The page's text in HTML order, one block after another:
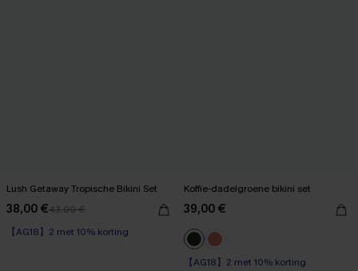
Lush Getaway Tropische Bikini Set
38,00 €43,00 €
【AG18】2 met 10% korting
High Waist
Koffie-dadelgroene bikini set
39,00 €
【AG18】2 met 10% korting
Op voorraad